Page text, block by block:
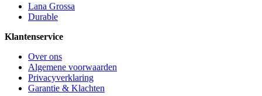
Lana Grossa
Durable
Klantenservice
Over ons
Algemene voorwaarden
Privacyverklaring
Garantie & Klachten